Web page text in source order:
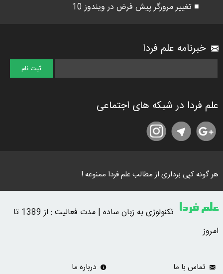
■ تغییر مرورگر پیش فرض در ویندوز 10
خبرنامه علم فردا
علم فردا در شبکه های اجتماعی
هر گونه کپی برداری از مطالب علم فردا ممنوعه !
علم فردا
تکنولوژی به زبان ساده | مدت فعالیت : از 1389 تا
امروز
تماس با ما درباره ما